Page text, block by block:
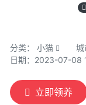
分类： 小猫 城
日期：2023-07-08
立即领养